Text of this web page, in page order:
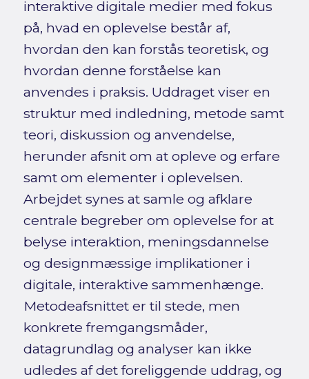
interaktive digitale medier med fokus
på, hvad en oplevelse består af,
hvordan den kan forstås teoretisk, og
hvordan denne forståelse kan
anvendes i praksis. Uddraget viser en
struktur med indledning, metode samt
teori, diskussion og anvendelse,
herunder afsnit om at opleve og erfare
samt om elementer i oplevelsen.
Arbejdet synes at samle og afklare
centrale begreber om oplevelse for at
belyse interaktion, meningsdannelse
og designmæssige implikationer i
digitale, interaktive sammenhænge.
Metodeafsnittet er til stede, men
konkrete fremgangsmåder,
datagrundlag og analyser kan ikke
udledes af det foreliggende uddrag, og